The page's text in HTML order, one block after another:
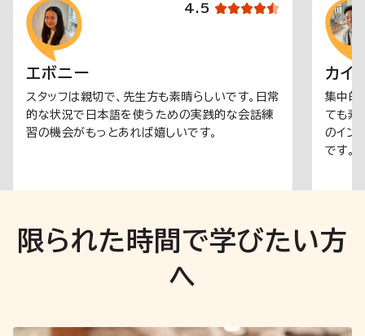
4.5
エボニー
スタッフは親切で、先生方も素晴らしいです。日常
的な状況で日本語を使うための実践的な会話練
習の機会がもっとあれば嬉しいです。
カイ
集中的
ても素
のイン
です。
限られた時間で学びたい方
へ